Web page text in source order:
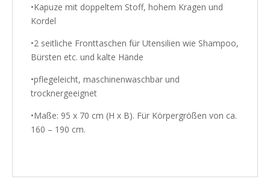
•Kapuze mit doppeltem Stoff, hohem Kragen und
Kordel
•2 seitliche Fronttaschen für Utensilien wie Shampoo,
Bürsten etc. und kalte Hände
•pflegeleicht, maschinenwaschbar und
trocknergeeignet
•Maße: 95 x 70 cm (H x B). Für Körpergrößen von ca.
160 – 190 cm.